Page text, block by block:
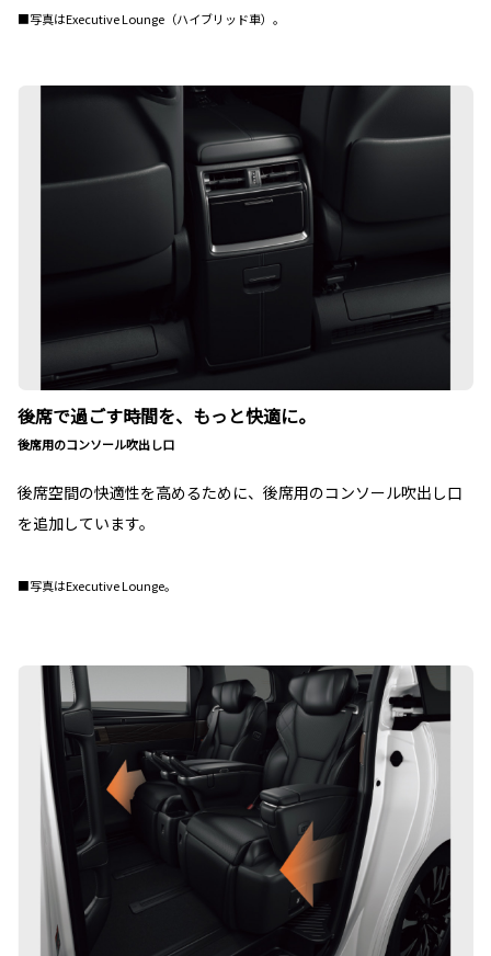
■写真はExecutive Lounge（ハイブリッド車）。
後席で過ごす時間を、もっと快適に。
後席用のコンソール吹出し口
後席空間の快適性を高めるために、後席用のコンソール吹出し口
を追加しています。
■写真はExecutive Lounge。